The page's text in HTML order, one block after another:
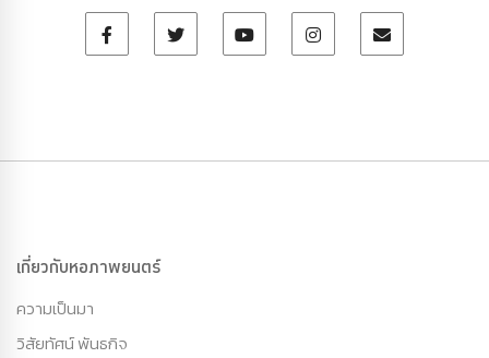
เกี่ยวกับหอภาพยนตร์
ความเป็นมา
วิสัยทัศน์ พันธกิจ